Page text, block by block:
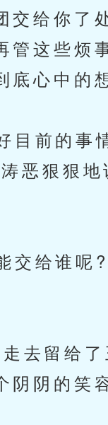
给你了
这些烦
心中的
前的事
恶狠狠
给谁呢
留给了
阴的笑容